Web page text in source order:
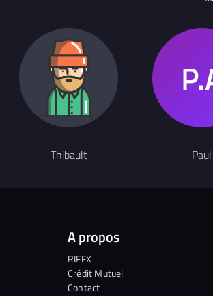
Thibault Paul
A propos
RIFFX
Crédit Mutuel
Contact